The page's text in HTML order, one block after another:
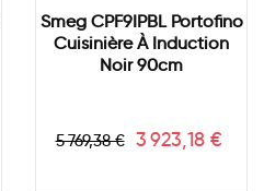
Smeg CPF9IPBL Portofino
Cuisinière À Induction
Noir 90cm
Prix
5 769,38 € Prix
3 923,18 €